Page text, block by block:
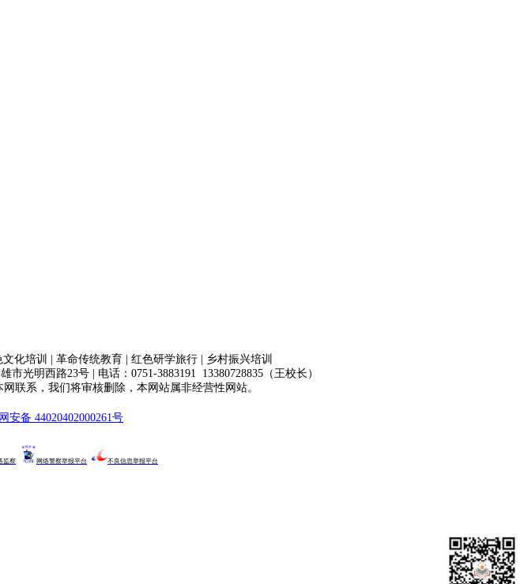
化培训 | 革命传统教育 | 红色研学旅行 | 乡村振兴培训
市光明西路23号 | 电话： 0751-3883191 13380728835（王校长）
联系，我们将审核删除，本网站属非经营性网站。
安备 44020402000261号
监察 网络警察举报平台 不良信息举报平台